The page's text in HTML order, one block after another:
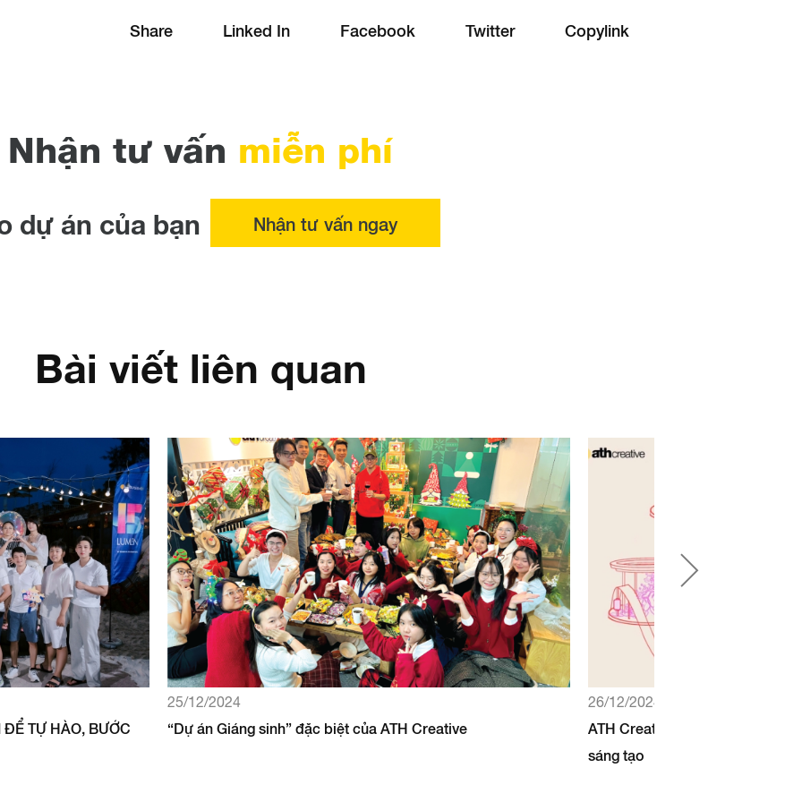
Share Linked In Facebook Twitter Copylink
Nhận tư vấn miễn phí
dự án của bạn Nhận tư vấn ngay
Bài viết liên quan
ĐỂ TỰ HÀO, BƯỚC
25/12/2024
“Dự án Giáng sinh” đặc biệt của ATH Creative
26/12/2024
ATH Creative "Tăng tốc về
sáng tạo